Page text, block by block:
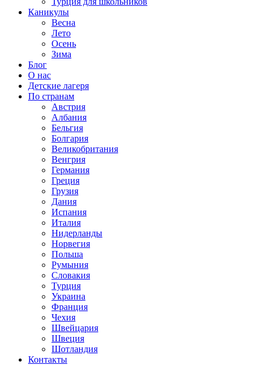
Каникулы
Весна
Лето
Осень
Зима
Блог
О нас
Детские лагеря
По странам
Австрия
Албания
Бельгия
Болгария
Великобритания
Венгрия
Германия
Греция
Грузия
Дания
Испания
Италия
Нидерланды
Норвегия
Польша
Румыния
Словакия
Турция
Украина
Франция
Чехия
Швейцария
Швеция
Шотландия
Контакты